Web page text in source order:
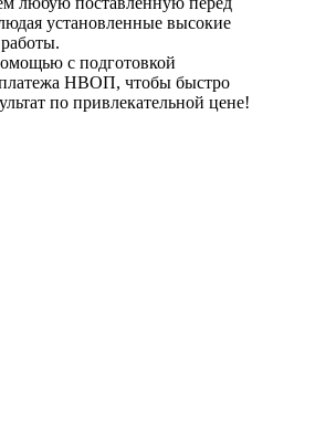
установленные высокие
с подготовкой
платежа НВОП, чтобы быстро
по привлекательной цене!